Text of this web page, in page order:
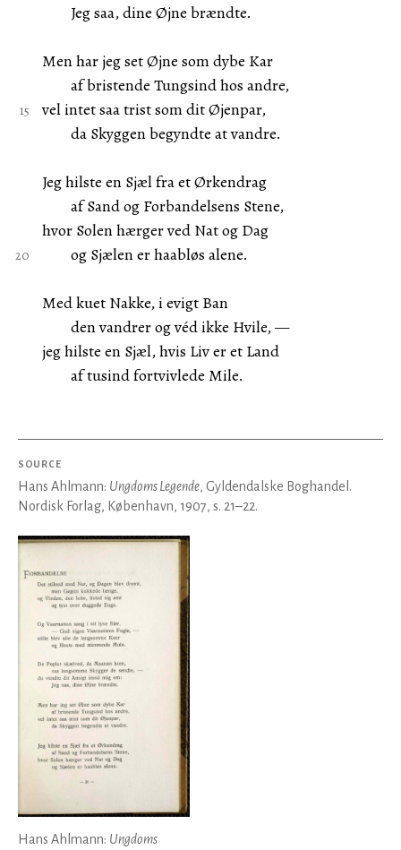
Jeg saa, dine Øjne brændte.
Men har jeg set Øjne som dybe Kar
af bristende Tungsind hos andre,
vel intet saa trist som dit Øjenpar,
da Skyggen begyndte at vandre.
Jeg hilste en Sjæl fra et Ørkendrag
af Sand og Forbandelsens Stene,
hvor Solen hærger ved Nat og Dag
og Sjælen er haabløs alene.
Med kuet Nakke, i evigt Ban
den vandrer og véd ikke Hvile, —
jeg hilste en Sjæl, hvis Liv er et Land
af tusind fortvivlede Mile.
SOURCE
Hans Ahlmann: Ungdoms Legende, Gyldendalske Boghandel.
Nordisk Forlag, København, 1907, s. 21–22.
Hans Ahlmann: Ungdoms